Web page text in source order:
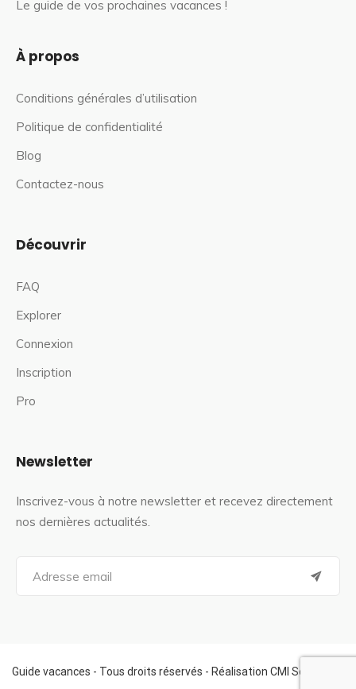
Le guide de vos prochaines vacances !
À propos
Conditions générales d’utilisation
Politique de confidentialité
Blog
Contactez-nous
Découvrir
FAQ
Explorer
Connexion
Inscription
Pro
Newsletter
Inscrivez-vous à notre newsletter et recevez directement
nos dernières actualités.
a
f
o
Guide vacances - Tous droits réservés - Réalisation CMI Services